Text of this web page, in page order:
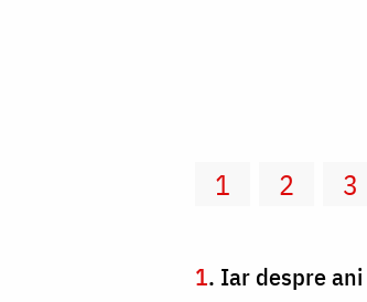
1 2 3
1. Iar despre